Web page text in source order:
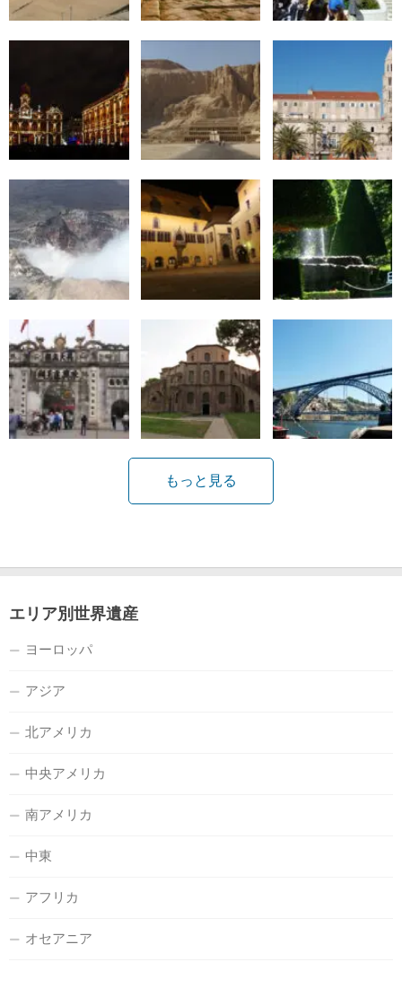
もっと見る
エリア別世界遺産
ヨーロッパ
アジア
北アメリカ
中央アメリカ
南アメリカ
中東
アフリカ
オセアニア